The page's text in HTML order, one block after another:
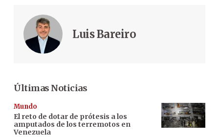
Luis Bareiro
Últimas Noticias
Mundo
El reto de dotar de prótesis a los
amputados de los terremotos en
Venezuela